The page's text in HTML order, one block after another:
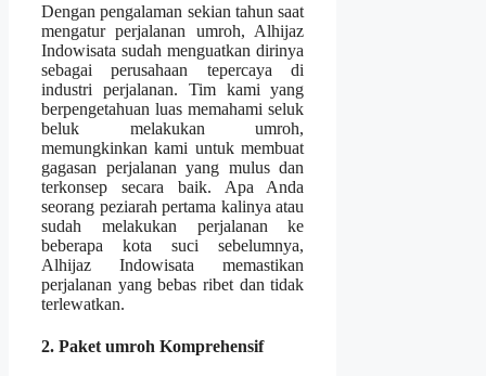
Dengan pengalaman sekian tahun saat
mengatur perjalanan umroh, Alhijaz
Indowisata sudah menguatkan dirinya
sebagai perusahaan tepercaya di
industri perjalanan. Tim kami yang
berpengetahuan luas memahami seluk
beluk melakukan umroh,
memungkinkan kami untuk membuat
gagasan perjalanan yang mulus dan
terkonsep secara baik. Apa Anda
seorang peziarah pertama kalinya atau
sudah melakukan perjalanan ke
beberapa kota suci sebelumnya,
Alhijaz Indowisata memastikan
perjalanan yang bebas ribet dan tidak
terlewatkan.
2. Paket umroh Komprehensif